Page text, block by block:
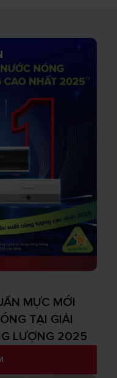
MỰC MỚI
TẠI GIẢI
LƯỢNG 2025